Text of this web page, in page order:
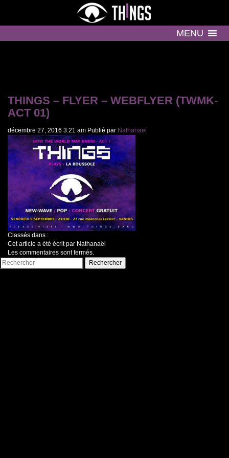
MENU
THINGS – FLYER – WEBFLYER (TWMK-
ACT 01)
décembre 27, 2016 3:21 am Publié par Nathanaël
Classés dans :
Cet article a été écrit par Nathanaël
Les commentaires sont fermés.
Rechercher